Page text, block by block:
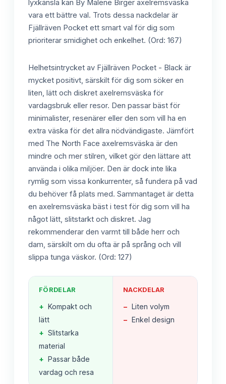
lyxkänsla kan By Malene Birger axelremsväska
vara ett bättre val. Trots dessa nackdelar är
Fjällräven Pocket ett smart val för dig som
prioriterar smidighet och enkelhet. (Ord: 167)
Helhetsintrycket av Fjällräven Pocket - Black är
mycket positivt, särskilt för dig som söker en
liten, lätt och diskret axelremsväska för
vardagsbruk eller resor. Den passar bäst för
minimalister, resenärer eller den som vill ha en
extra väska för det allra nödvändigaste. Jämfört
med The North Face axelremsväska är den
mindre och mer stilren, vilket gör den lättare att
använda i olika miljöer. Den är dock inte lika
rymlig som vissa konkurrenter, så fundera på vad
du behöver få plats med. Sammantaget är detta
en axelremsväska bäst i test för dig som vill ha
något lätt, slitstarkt och diskret. Jag
rekommenderar den varmt till både herr och
dam, särskilt om du ofta är på språng och vill
slippa tunga väskor. (Ord: 127)
FÖRDELAR
+ Kompakt och
lätt
+ Slitstarka
material
+ Passar både
vardag och resa
NACKDELAR
− Liten volym
− Enkel design